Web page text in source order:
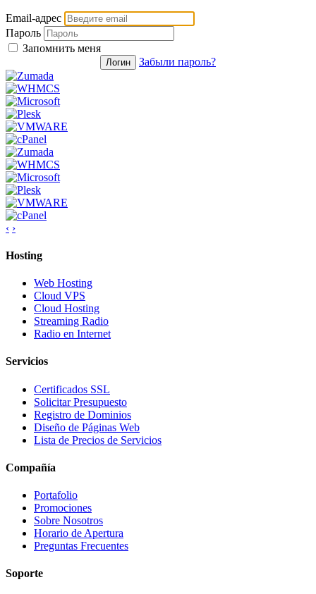
Email-адрес
Пароль
Запомнить меня
Забыли пароль?
‹ ›
Hosting
Web Hosting
Cloud VPS
Cloud Hosting
Streaming Radio
Radio en Internet
Servicios
Certificados SSL
Solicitar Presupuesto
Registro de Dominios
Diseño de Páginas Web
Lista de Precios de Servicios
Compañía
Portafolio
Promociones
Sobre Nosotros
Horario de Apertura
Preguntas Frecuentes
Soporte